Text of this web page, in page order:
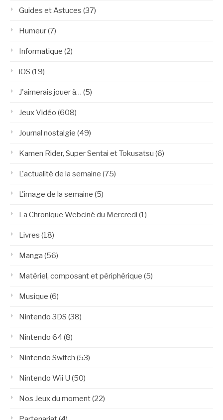
Guides et Astuces (37)
Humeur(7)
Informatique (2)
iOS (19)
J'aimerais jouer à… (5)
Jeux Vidéo (608)
Journal nostalgie (49)
Kamen Rider, Super Sentai et Tokusatsu (6)
L'actualité de la semaine (75)
L'image de la semaine (5)
La Chronique Webciné du Mercredi (1)
Livres (18)
Manga (56)
Matériel, composant et périphérique (5)
Musique (6)
Nintendo 3DS (38)
Nintendo 64 (8)
Nintendo Switch (53)
Nintendo Wii U (50)
Nos Jeux du moment(22)